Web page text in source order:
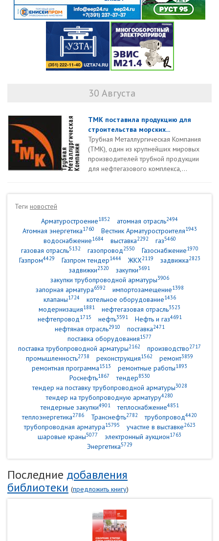
30 Августа
ТМК поставила продукцию для
строительства морских...
Трубная Металлургическая Компания
(ТМК), один из крупнейших мировых
производителей трубной продукции
для нефтегазового комплекса,...
Теги новостей
Арматуростроение1852 атомная отрасль2494
Атомная энергетика1760 Вестник Арматуростроителя1943
водоснабжение1684 выставка2292 газ5460
газовая отрасль5132 газопровод2550 Газоснабжение1970
Газпром4429 Газпром тендер1444 ЖКХ2119 задвижка2823
задвижки2320 закупки3691
закупки трубопроводной арматуры3906
запорная арматура6592 импортозамещение1398
клапаны1724 котельное оборудование1436
модернизация1881 нефтегазовая отрасль3523
нефтепровод1715 нефть3591 Нефть и газ4691
нефтяная отрасль2910 поставка2471
поставка оборудования1577
поставка трубопроводной арматуры2162 производство2717
промышленность2738 реконструкция1562 ремонт3859
ремонтная программа1513 ремонтные работы1893
Роснефть1867 тендер8530
тендер на поставку трубопроводной арматуры3028
тендер на трубопроводную арматуру4280
тендерные закупки4901 теплоснабжение4851
теплоэнергетика2786 Транснефть2782 трубопровод4420
трубопроводная арматура15795 участие в выставке2623
шаровые краны5077 электронный аукцион1763
Энергетика5729
Последние добавления
библиотеки (предложить книгу)